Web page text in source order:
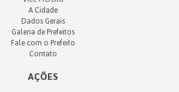
A Cidade
Dados Gerais
Galeria de Prefeitos
Fale com o Prefeito
Contato
AÇÕES